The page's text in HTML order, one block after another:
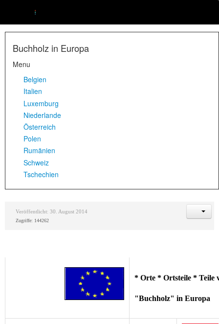
Buchholz in Europa
Menu
Belgien
Italien
Luxemburg
Niederlande
Österreich
Polen
Rumänien
Schweiz
Tschechien
Veröffentlicht: 30. August 2014
Zugriffe: 144262
* Orte * Ortsteile * Teile
"Buchholz" in Europa